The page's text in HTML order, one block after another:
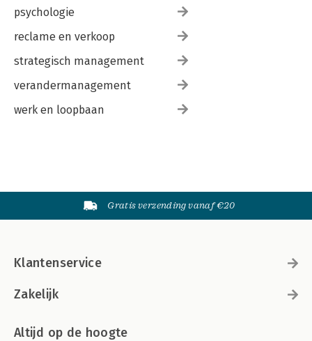
psychologie
reclame en verkoop
strategisch management
verandermanagement
werk en loopbaan
Gratis verzending vanaf €20
Klantenservice
Zakelijk
Altijd op de hoogte